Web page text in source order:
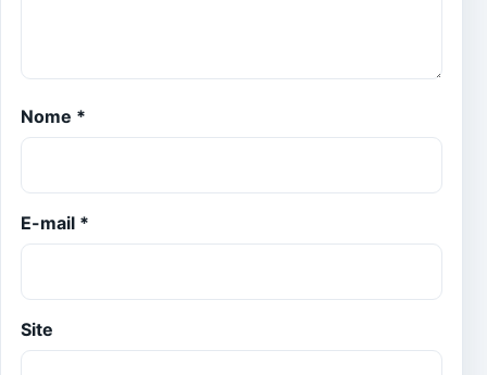
Nome *
E-mail *
Site